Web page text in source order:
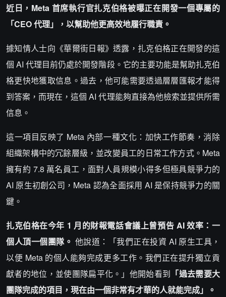
近日，Meta 首席執行官扎克伯格被曝正在開發一個專屬的
「CEO 代理」，以幫助他更高效地履行職責。
據知情人士向《華爾街日報》透露，扎克伯格正在開發的這
個 AI 代理目前仍處於開發階段。它的主要功能是幫助扎克伯
格更快地獲取信息。過去，他可能需要透過層層匯報才能得
到答案，而現在，這個 AI 代理能夠直接為他檢索並提供所需
信息。
這一項目反映了 Meta 內部一種文化：加快工作節奏，消除
組織架構中的冗餘層級，並改變員工的日常工作方式。Meta
擁有約 7.8 萬名員工，面對人員規模小得多但極具競爭力的
AI 原生初創公司，Meta 認為全面採用 AI 是保持競爭力的關
鍵。
扎克伯格在今年 1 月的財報電話會議上曾預告 AI 效率：一
個人頂一個團隊。 他說道：「我們正在投資 AI 原生工具，
以便 Meta 的個人能夠完成更多工作。我們正在提升獨立貢
獻者的地位，並使團隊扁平化。」他開始看到 「過去需要大
團隊完成的項目，現在由一個非常有才華的人就能完成」。